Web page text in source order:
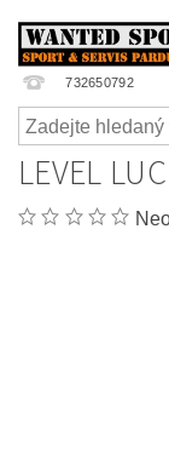
732650792
LEVEL